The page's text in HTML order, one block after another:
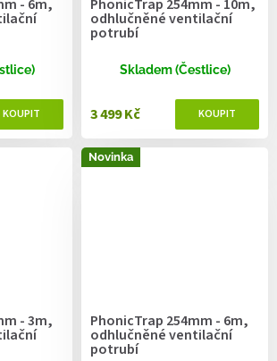
- 6m, PhonicTrap 254mm - 10m,
odhlučněné ventilační
potrubí
Skladem (Čestlice)
3 499 Kč
- 3m,
Novinka
PhonicTrap 254mm - 6m,
odhlučněné ventilační
potrubí